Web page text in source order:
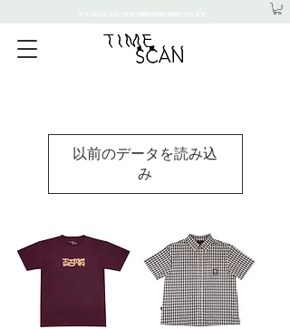
以前のデータを読み込
み